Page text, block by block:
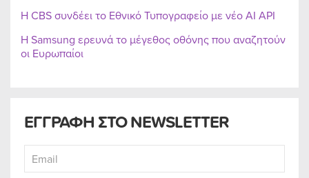
ΕΓΓΡΑΦΗ ΣΤΟ NEWSLETTER
Η CBS συνδέει το Εθνικό Τυπογραφείο με νέο AI API
Η Samsung ερευνά το μέγεθος οθόνης που αναζητούν
οι Ευρωπαίοι